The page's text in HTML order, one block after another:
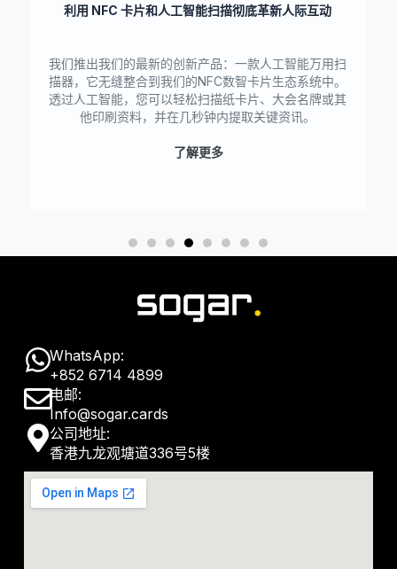
利用 NFC 卡片和人工智能扫描彻底革新人际互动
我们推出我们的最新的创新产品：一款人工智能万用扫
描器，它无缝整合到我们的NFC数智卡片生态系统中。
透过人工智能，您可以轻松扫描纸卡片、大会名牌或其
他印刷资料，并在几秒钟内提取关键资讯。
了解更多
W
h
a
t
s
a
WhatsApp:
+852 6714 4899
E
n
v
e
l
电邮:
Info@sogar.cards
M
a
p
公司地址:
香港九龙观塘道336号5楼